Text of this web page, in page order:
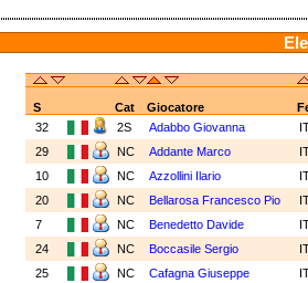
S Cat Giocatore
32
2S Adabbo Giovanna
29
NC Addante Marco
10
NC Azzollini Ilario
20
NC Bellarosa Francesco Pio
7
NC Benedetto Davide
24
NC Boccasile Sergio
25
NC Cafagna Giuseppe